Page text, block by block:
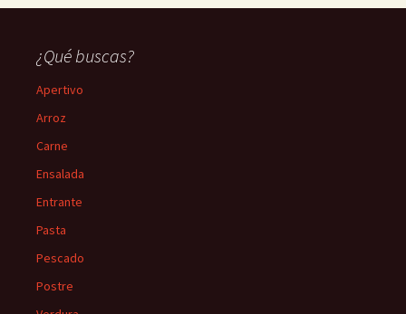
¿Qué buscas?
Apertivo
Arroz
Carne
Ensalada
Entrante
Pasta
Pescado
Postre